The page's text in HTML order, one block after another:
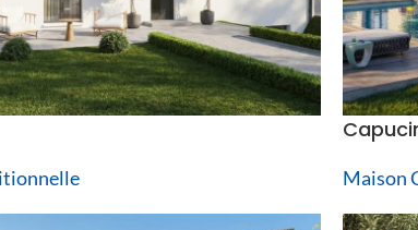
Maison